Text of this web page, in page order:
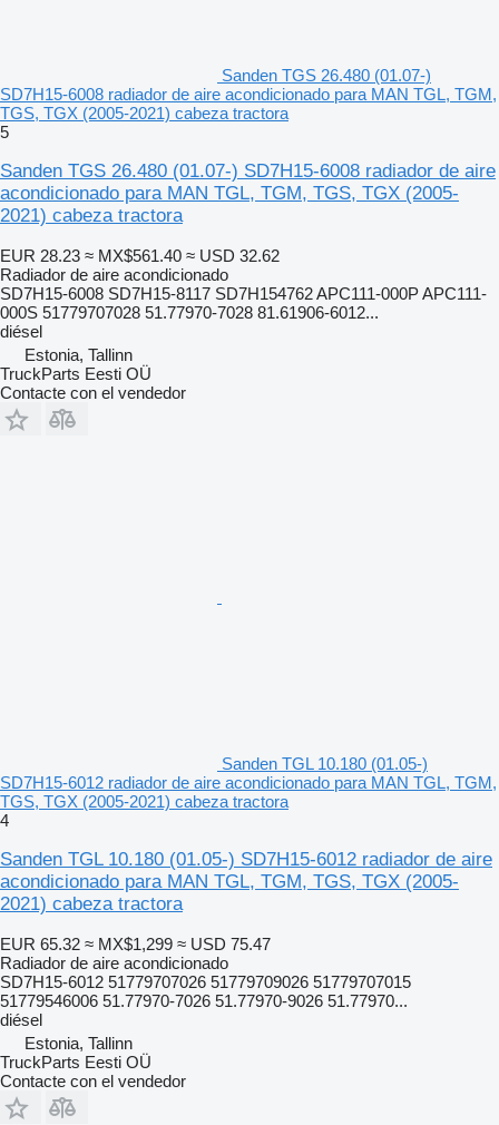
Sanden TGS 26.480 (01.07-)
SD7H15-6008 radiador de aire acondicionado para MAN TGL, TGM,
TGS, TGX (2005-2021) cabeza tractora
5
Sanden TGS 26.480 (01.07-) SD7H15-6008 radiador de aire
acondicionado para MAN TGL, TGM, TGS, TGX (2005-
2021) cabeza tractora
EUR 28.23 ≈ MX$561.40 ≈ USD 32.62
Radiador de aire acondicionado
SD7H15-6008 SD7H15-8117 SD7H154762 APC111-000P APC111-
000S 51779707028 51.77970-7028 81.61906-6012...
diésel
Estonia, Tallinn
TruckParts Eesti OÜ
Contacte con el vendedor
Sanden TGL 10.180 (01.05-)
SD7H15-6012 radiador de aire acondicionado para MAN TGL, TGM,
TGS, TGX (2005-2021) cabeza tractora
4
Sanden TGL 10.180 (01.05-) SD7H15-6012 radiador de aire
acondicionado para MAN TGL, TGM, TGS, TGX (2005-
2021) cabeza tractora
EUR 65.32 ≈ MX$1,299 ≈ USD 75.47
Radiador de aire acondicionado
SD7H15-6012 51779707026 51779709026 51779707015
51779546006 51.77970-7026 51.77970-9026 51.77970...
diésel
Estonia, Tallinn
TruckParts Eesti OÜ
Contacte con el vendedor